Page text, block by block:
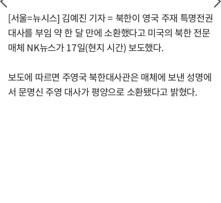
[서울=뉴시스] 김예진 기자 = 북한이 영국 주재 특명전권
대사를 부임 약 한 달 만에 소환했다고 미국의 북한 전문
매체 NK뉴스가 17일(현지 시간) 보도했다.
보도에 따르면 주영국 북한대사관은 매체에 보낸 성명에
서 문명신 주영 대사가 평양으로 소환됐다고 밝혔다.